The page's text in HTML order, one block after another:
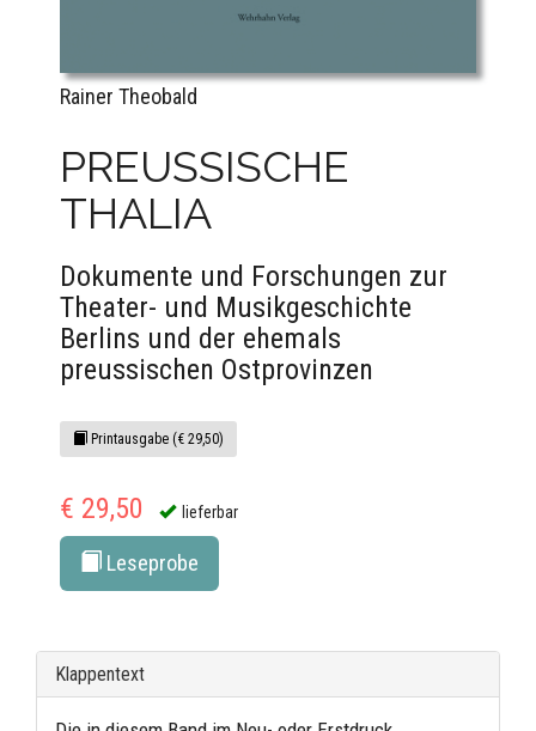
Rainer Theobald
PREUSSISCHE
THALIA
Dokumente und Forschungen zur
Theater- und Musikgeschichte
Berlins und der ehemals
preussischen Ostprovinzen
Printausgabe (€ 29,50)
€ 29,50 lieferbar
Leseprobe
Klappentext